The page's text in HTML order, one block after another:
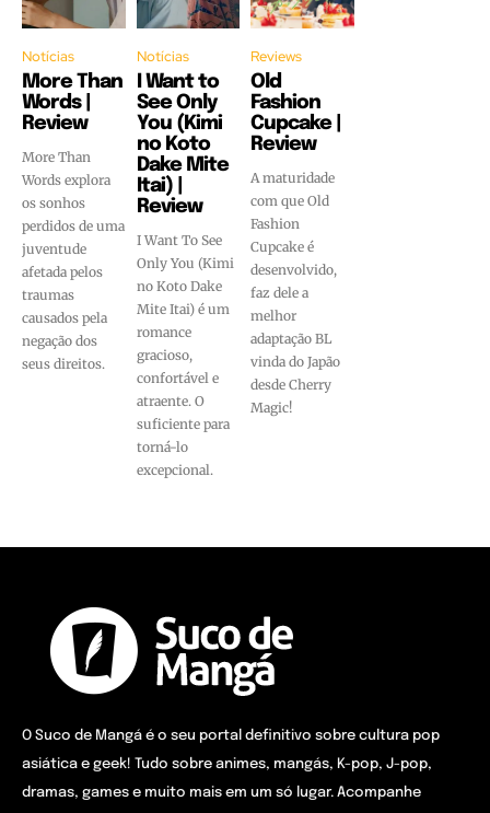
Notícias
More Than
Words |
Review
More Than
Words explora
os sonhos
perdidos de uma
juventude
afetada pelos
traumas
causados pela
negação dos
seus direitos.
Notícias
I Want to
See Only
You (Kimi
no Koto
Dake Mite
Itai) |
Review
I Want To See
Only You (Kimi
no Koto Dake
Mite Itai) é um
romance
gracioso,
confortável e
atraente. O
suficiente para
torná-lo
excepcional.
Reviews
Old
Fashion
Cupcake |
Review
A maturidade
com que Old
Fashion
Cupcake é
desenvolvido,
faz dele a
melhor
adaptação BL
vinda do Japão
desde Cherry
Magic!
O Suco de Mangá é o seu portal definitivo sobre cultura pop
asiática e geek! Tudo sobre animes, mangás, K-pop, J-pop,
dramas, games e muito mais em um só lugar. Acompanhe